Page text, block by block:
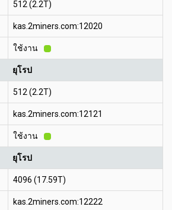
512 (2.2T)
kas.2miners.com:12020
ใช้งาน
ยุโรป
512 (2.2T)
kas.2miners.com:12121
ใช้งาน
ยุโรป
4096 (17.59T)
kas.2miners.com:12222